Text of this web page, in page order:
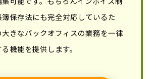
保存法にも完全対応しているた
きなバックオフィスの業務を一律
機能を提供します。